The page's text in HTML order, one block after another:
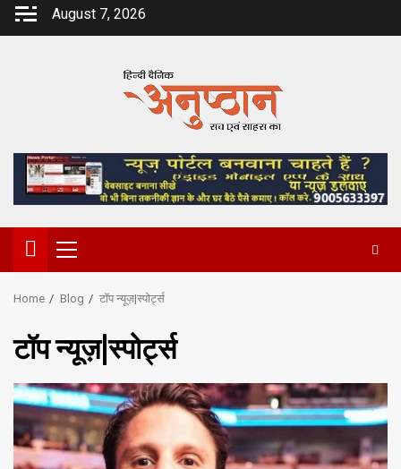
Skip
August 7, 2026
Primary
Menu
Home Blog टॉप न्यूज़|स्पोर्ट्स
टॉप न्यूज़|स्पोर्ट्स